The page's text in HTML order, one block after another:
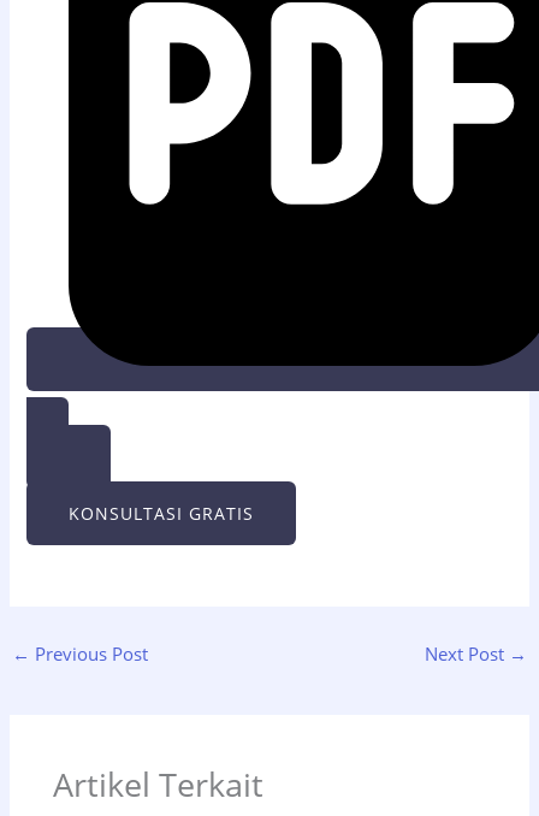
UNDUH PDF
KONSULTASI GRATIS
← Previous Post Next Post →
Artikel Terkait